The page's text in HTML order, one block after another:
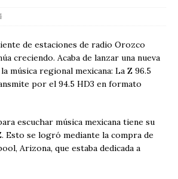
de estaciones de radio Orozco
creciendo. Acaba de lanzar una nueva
música regional mexicana: La Z 96.5
por el 94.5 HD3 en formato
escuchar música mexicana tiene su
Esto se logró mediante la compra de
Arizona, que estaba dedicada a